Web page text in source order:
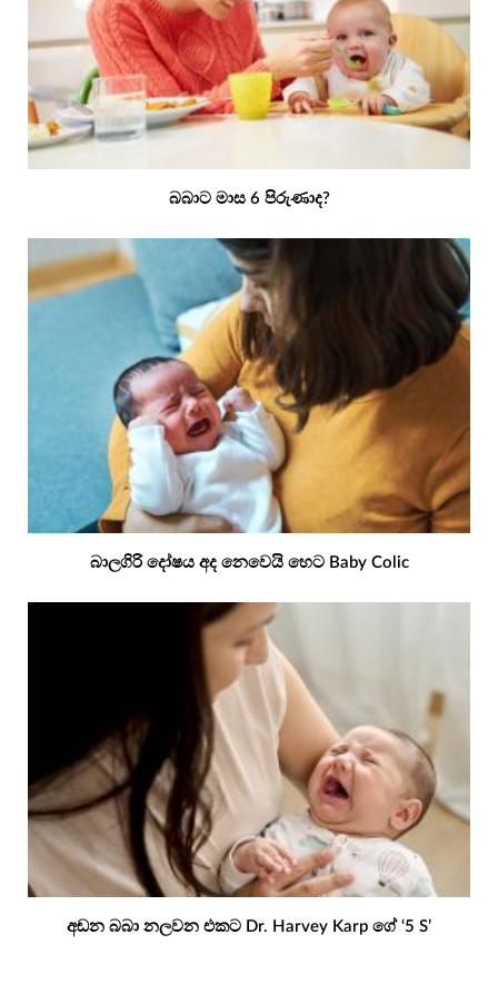
බබාට මාස 6 පිරුණාද?
බාලගිරි දෝෂය අද නෙවෙයි හෙට Baby Colic
අඬන බබා නලවන එකට Dr. Harvey Karp ගේ ‘5 S’